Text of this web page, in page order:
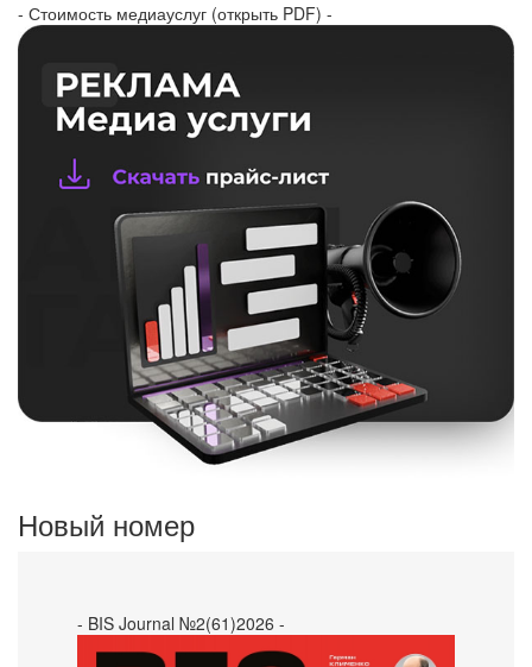
- Стоимость медиауслуг (открыть PDF) -
Новый номер
- BIS Journal №2(61)2026 -